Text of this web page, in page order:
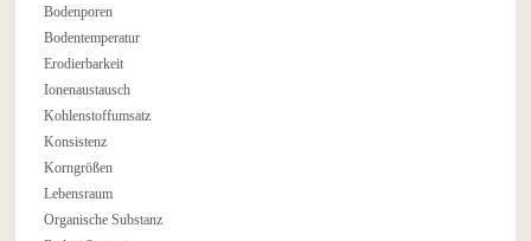
Bodenporen
Bodentemperatur
Erodierbarkeit
Ionenaustausch
Kohlenstoffumsatz
Konsistenz
Korngrößen
Lebensraum
Organische Substanz